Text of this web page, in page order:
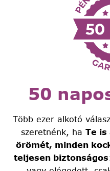
50
Több ezer alkotó
szeretnénk, ha Te
örömét, minden
teljesen biztonságos